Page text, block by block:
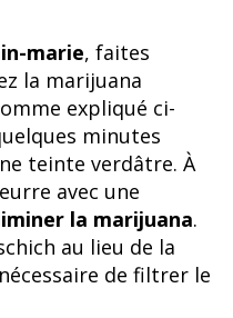
marie, faites
la marijuana
expliqué ci-
minutes
teinte verdâtre. À
avec une
la marijuana.
au lieu de la
de filtrer le